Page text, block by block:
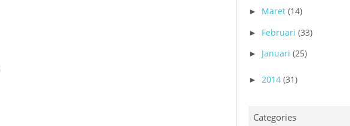
► Maret (14)
► Februari (33)
► Januari (25)
► 2014 (31)
Categories